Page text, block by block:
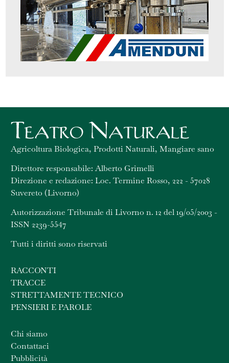
Agricoltura Biologica, Prodotti Naturali, Mangiare sano
Direttore responsabile: Alberto Grimelli
Direzione e redazione: Loc. Termine Rosso, 222 - 57028
Suvereto (Livorno)
Autorizzazione Tribunale di Livorno n. 12 del 19/05/2003 -
ISSN 2239-5547
Tutti i diritti sono riservati
RACCONTI
TRACCE
STRETTAMENTE TECNICO
PENSIERI E PAROLE
Chi siamo
Contattaci
Pubblicità